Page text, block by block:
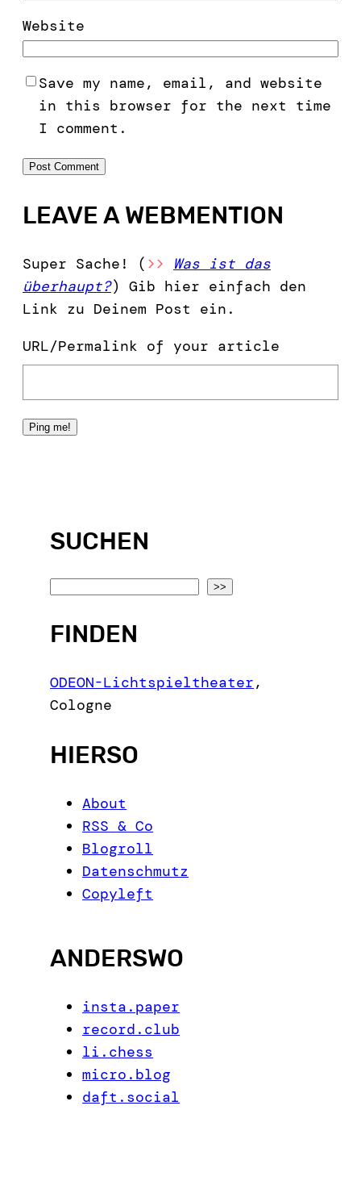
Website
Save my name, email, and website
in this browser for the next time
I comment.
LEAVE A WEBMENTION
Super Sache! ( >>
Was ist das
überhaupt?) Gib hier einfach den
Link zu Deinem Post ein.
URL/Permalink of your article
SUCHEN
a
c
h
>>
FINDEN
ODEON-Lichtspieltheater,
Cologne
HIERSO
About
RSS & Co
Blogroll
Datenschmutz
Copyleft
ANDERSWO
insta.paper
record.club
li.chess
micro.blog
daft.social